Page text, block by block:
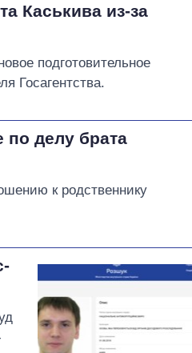
Каськива из-за
подготовительное
Госагентства.
по делу брата
к родственнику